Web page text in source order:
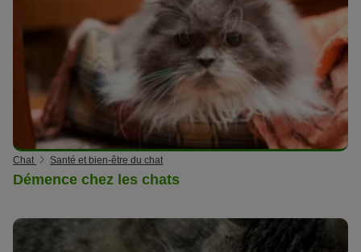
Chat Santé et bien-être du chat
Démence chez les chats